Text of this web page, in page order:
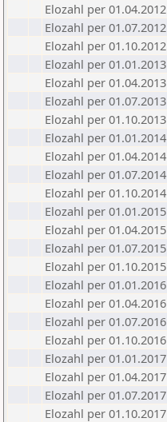
Elozahl per 01.04.2012
Elozahl per 01.07.2012
Elozahl per 01.10.2012
Elozahl per 01.01.2013
Elozahl per 01.04.2013
Elozahl per 01.07.2013
Elozahl per 01.10.2013
Elozahl per 01.01.2014
Elozahl per 01.04.2014
Elozahl per 01.07.2014
Elozahl per 01.10.2014
Elozahl per 01.01.2015
Elozahl per 01.04.2015
Elozahl per 01.07.2015
Elozahl per 01.10.2015
Elozahl per 01.01.2016
Elozahl per 01.04.2016
Elozahl per 01.07.2016
Elozahl per 01.10.2016
Elozahl per 01.01.2017
Elozahl per 01.04.2017
Elozahl per 01.07.2017
Elozahl per 01.10.2017